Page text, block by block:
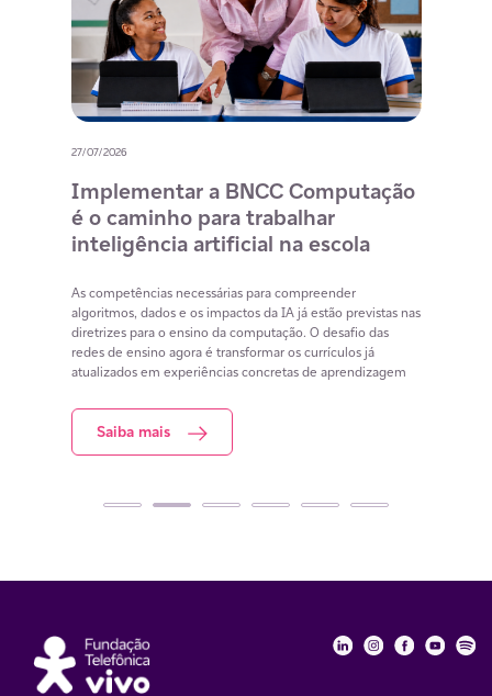
27/07/2026
Implementar a BNCC Computação
é o caminho para trabalhar
inteligência artificial na escola
As competências necessárias para compreender
algoritmos, dados e os impactos da IA já estão previstas nas
diretrizes para o ensino da computação. O desafio das
redes de ensino agora é transformar os currículos já
atualizados em experiências concretas de aprendizagem
Saiba mais
Fundação
Fundação